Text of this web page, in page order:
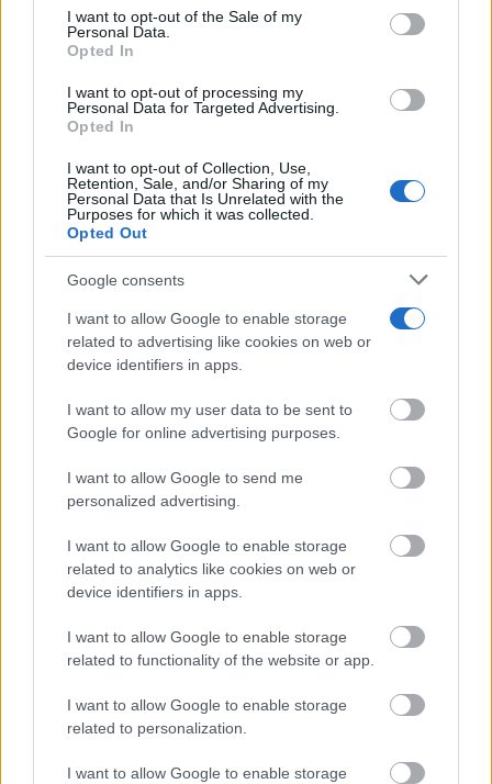
Please note that this website/app uses one or more Google
services and may gather and store information including but
not limited to your visit or usage behaviour. You may click to
use your data for below specified purposes in below Google
consent section.
I want to opt-out of the Sale of my
Personal Data.
Opted In
I want to opt-out of processing my
Personal Data for Targeted Advertising.
Opted In
I want to opt-out of Collection, Use,
Retention, Sale, and/or Sharing of my
Personal Data that Is Unrelated with the
Purposes for which it was collected.
Opted Out
Google consents
I want to allow Google to enable storage
related to advertising like cookies on web or
device identifiers in apps.
I want to allow my user data to be sent to
Google for online advertising purposes.
I want to allow Google to send me
personalized advertising.
I want to allow Google to enable storage
related to analytics like cookies on web or
device identifiers in apps.
I want to allow Google to enable storage
related to functionality of the website or app.
I want to allow Google to enable storage
related to personalization.
I want to allow Google to enable storage
Últimas noticias
de ambiente la primera noche de
su XIV Fiesta del Vino
07/08/2026
‘Chiqui-Clan’ llega a El Provencio
con los personajes infantiles más
populares de YouTube
07/08/2026
Un paseo por las Flores y Frutos
(XIV)
Un mercado medieval de
artesanía pura en la 30ª edición
de Consuegra Medieval
07/08/2026
El Festival Internacional de Cine
de Almagro celebra este sábado
07/08/2026